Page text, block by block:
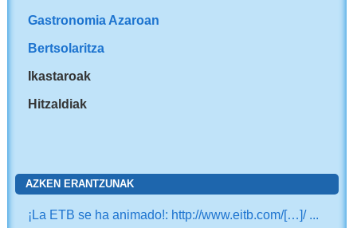
Gastronomia Azaroan
Bertsolaritza
Ikastaroak
Hitzaldiak
AZKEN ERANTZUNAK
¡La ETB se ha animado!: http://www.eitb.com/[…]/ ...